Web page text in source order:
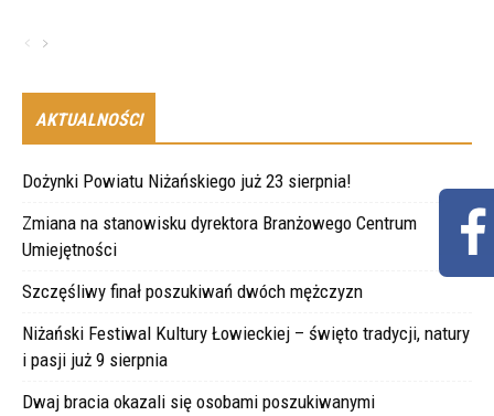
AKTUALNOŚCI
Dożynki Powiatu Niżańskiego już 23 sierpnia!
Zmiana na stanowisku dyrektora Branżowego Centrum
Umiejętności
Szczęśliwy finał poszukiwań dwóch mężczyzn
Niżański Festiwal Kultury Łowieckiej – święto tradycji, natury
i pasji już 9 sierpnia
Dwaj bracia okazali się osobami poszukiwanymi